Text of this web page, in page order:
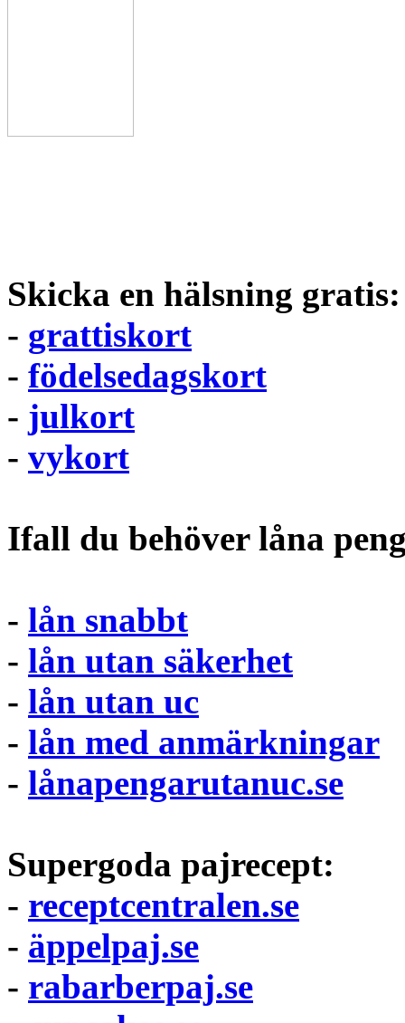
Skicka en hälsning gratis:
- grattiskort
- födelsedagskort
- julkort
- vykort
Ifall du behöver låna
- lån snabbt
- lån utan säkerhet
- lån utan uc
- lån med anmärkningar
- lånapengarutanuc.se
Supergoda pajrecept:
- receptcentralen.se
- äppelpaj.se
- rabarberpaj.se